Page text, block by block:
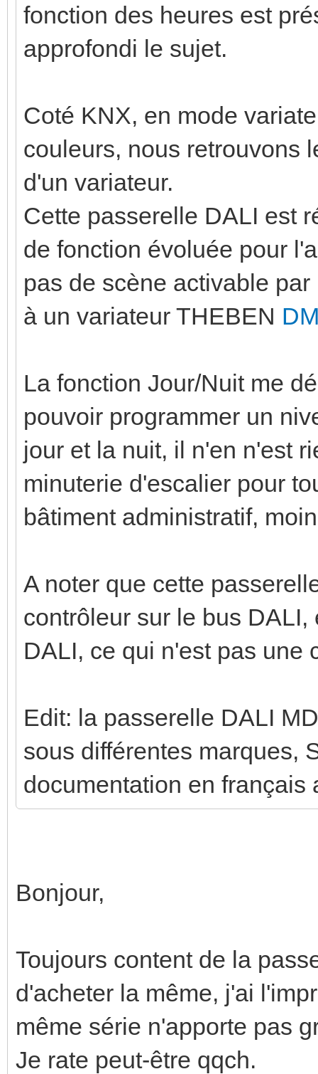
fonction des heures est
approfondi le sujet.
Coté KNX, en mode
couleurs, nous retrouvons
d'un variateur.
Cette passerelle DALI est
de fonction évoluée pour
pas de scène activable
à un variateur THEBEN
La fonction Jour/Nuit me
pouvoir programmer un
jour et la nuit, il n'en n'est
minuterie d'escalier pour
bâtiment administratif,
A noter que cette
contrôleur sur le bus
DALI, ce qui n'est pas une
Edit: la passerelle DALI
sous différentes marques,
documentation en français
Bonjour,
Toujours content de la
d'acheter la même, j'ai
même série n'apporte pas
Je rate peut-être qqch.